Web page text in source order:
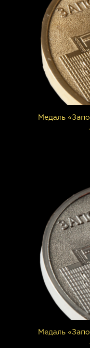
Медаль
Медаль